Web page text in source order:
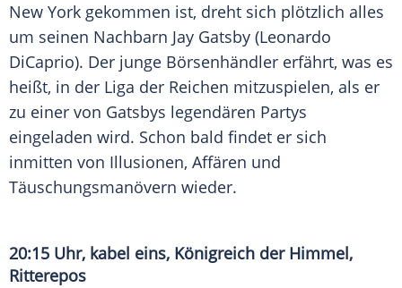
New York gekommen ist, dreht sich plötzlich alles
um seinen Nachbarn Jay Gatsby (Leonardo
DiCaprio). Der junge Börsenhändler erfährt, was es
heißt, in der Liga der Reichen mitzuspielen, als er
zu einer von Gatsbys legendären Partys
eingeladen wird. Schon bald findet er sich
inmitten von Illusionen, Affären und
Täuschungsmanövern wieder.
20:15 Uhr, kabel eins, Königreich der Himmel,
Ritterepos